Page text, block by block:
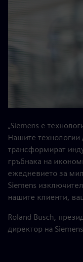
„Siemens е
Нашите технологии
трансформират
гръбнака на
ежедневието за
Siemens
нашите клиенти,
Roland Busch,
директор на